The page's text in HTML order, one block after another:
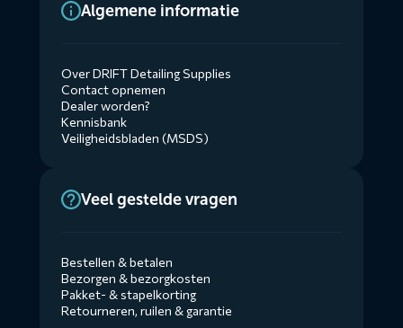
Algemene informatie
Over DRIFT Detailing Supplies
Contact opnemen
Dealer worden?
Kennisbank
Veiligheidsbladen (MSDS)
Veel gestelde vragen
Bestellen & betalen
Bezorgen & bezorgkosten
Pakket- & stapelkorting
Retourneren, ruilen & garantie